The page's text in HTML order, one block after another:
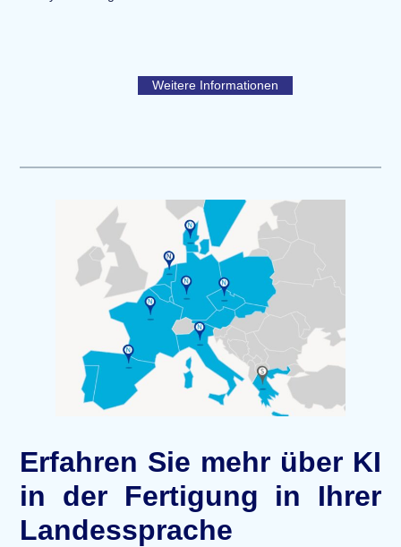
Weitere Informationen
Erfahren Sie mehr über KI
in der Fertigung in Ihrer
Landessprache